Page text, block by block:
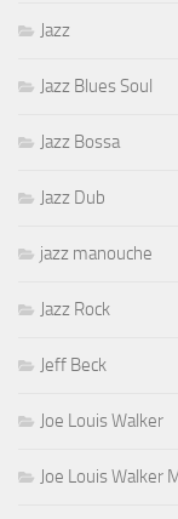
Jazz
Jazz Blues Soul
Jazz Bossa
Jazz Dub
jazz manouche
Jazz Rock
Jeff Beck
Joe Louis Walker
Joe Louis Walker